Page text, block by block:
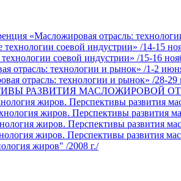
«Масложировая отрасль:
соевой индустрии» /14-15
соевой индустрии» /15-16
отрасль: технологии и рынок» /1-2
отрасль: технологии и рынок» /28-29
РАЗВИТИЯ МАСЛОЖИРОВОЙ
жиров. Перспективы развития
жиров. Перспективы развития
жиров. Перспективы развития
жиров. Перспективы развития
жиров" /2008 г./